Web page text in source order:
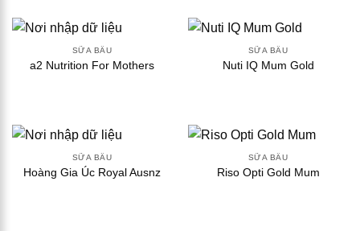
SỮA BẦU
a2 Nutrition For Mothers
SỮA BẦU
Nuti IQ Mum Gold
SỮA BẦU
Hoàng Gia Úc Royal Ausnz
SỮA BẦU
Riso Opti Gold Mum